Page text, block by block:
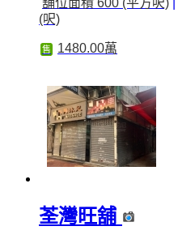
舖位面積 600 (平方呎)
(呎)
售 1480.00萬
荃灣旺舖